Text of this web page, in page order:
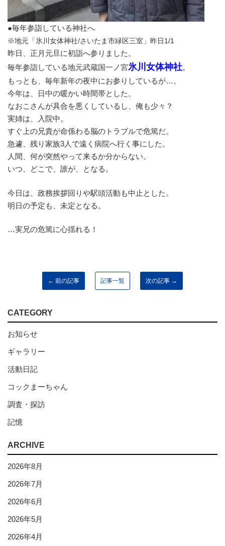
●毎年参詣している神社へ
※地元「氷川女体神社/さいたま市緑区三室」昨日1/1
昨日、正月元旦に初詣へ参りました。
毎年参詣している地元武蔵国一ノ宮氷川女体神社。
もっとも、毎年新年の夜中にお参りしているが…。
今年は、日中の暖かい時間帯とした。
なおこさんが具合を悪くしているし、俺も少々？
実姉は、入院中。
すぐ上の兄貴が命係わる脳のトラブルで危篤だ。
急遽、残り家族3人で遠く病院へ行く事にした。
人間、何が突然やって来るか分からない。
いつ、どこで、誰が、となる。
今日は、政務挨拶回りや駅頭活動も中止とした。
明日の予定も、未定となる。
…実兄の危篤に心揺れる！
← 前の記事 記事一覧 次の記事 →
CATEGORY
お知らせ
ギャラリー
活動日記
コックまーちゃん
調査・探訪
記憶
ARCHIVE
2026年8月
2026年7月
2026年6月
2026年5月
2026年4月